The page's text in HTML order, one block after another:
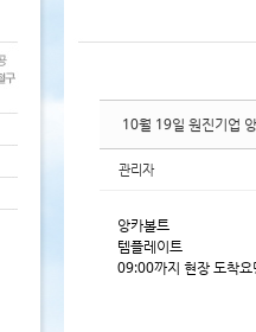
10월 19일 원진기업
관리자
앙카볼트
템플레이트
09:00까지 현장 도착요